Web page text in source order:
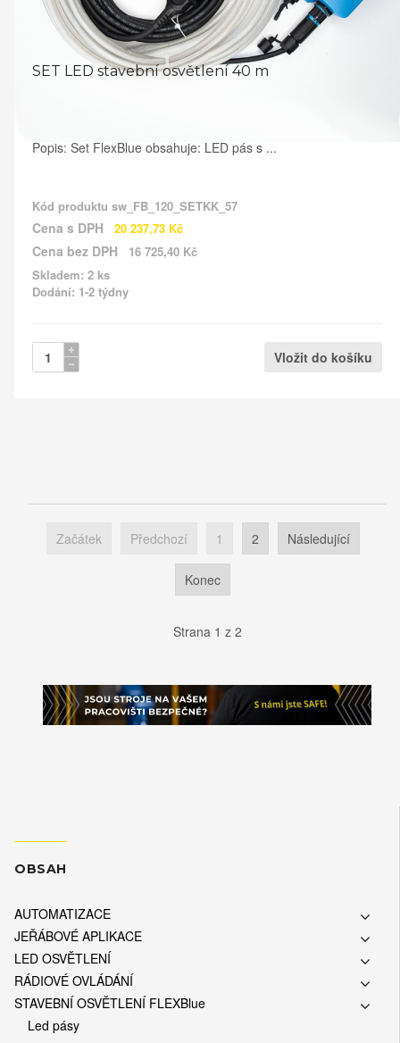
SET LED stavební osvětlení 40 m
Popis: Set FlexBlue obsahuje: LED pás s ...
Kód produktu sw_FB_120_SETKK_57
Cena s DPH 20 237,73 Kč
Cena bez DPH
16 725,40 Kč
Skladem: 2 ks
Dodání: 1-2 týdny
Začátek Předchozí 1 2 Následující
Konec
Strana 1 z 2
OBSAH
AUTOMATIZACE
JEŘÁBOVÉ APLIKACE
LED OSVĚTLENÍ
RÁDIOVÉ OVLÁDÁNÍ
STAVEBNÍ OSVĚTLENÍ FLEXBlue
Led pásy